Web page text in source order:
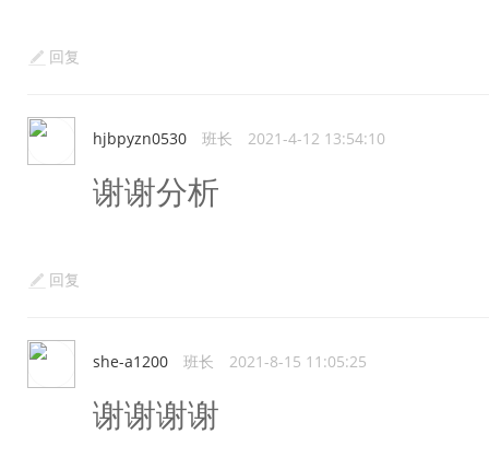
回复
hjbpyzn0530 班长 2021-4-12 13:54:10
谢谢分析
回复
she-a1200 班长 2021-8-15 11:05:25
谢谢谢谢